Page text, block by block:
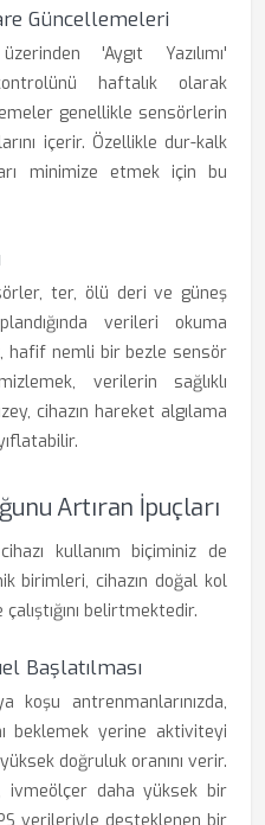
Güncellemeleri
'Aygıt Yazılımı'
haftalık olarak
genellikle sensörlerin
içerir. Özellikle dur-kalk
minimize etmek için bu
ter, ölü deri ve güneş
verileri okuma
hafif nemli bir bezle sensör
verilerin sağlıklı
cihazın hareket algılama
Artıran İpuçları
kullanım biçiminiz de
birimleri, cihazın doğal kol
belirtmektedir.
Başlatılması
koşu antrenmanlarınızda,
beklemek yerine aktiviteyi
doğruluk oranını verir.
ivmeölçer daha yüksek bir